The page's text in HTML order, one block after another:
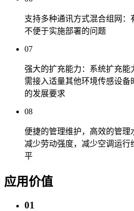
支持多种通讯方式混合组网
不便于实施部署的问题
07
强大的扩充能力：系统扩充能
需接入适量其他环境传感设
的发展要求
08
便捷的管理维护，高效的管理
减少劳动强度，减少空调运行
平
应用价值
01